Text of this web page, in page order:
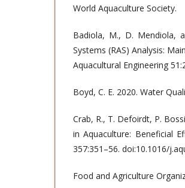
World Aquaculture Society.
Badiola, M., D. Mendiola,
Systems (RAS) Analysis:
Aquacultural Engineering
Boyd, C. E. 2020. Water
Crab, R., T. Defoirdt, P.
in Aquaculture: Beneficial
357:351–56. doi:10.1016/
Food and Agriculture